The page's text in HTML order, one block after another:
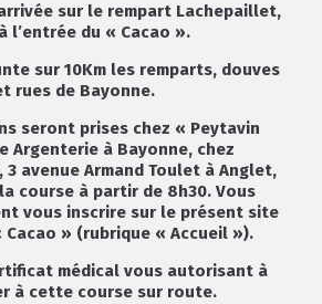
sur le rempart Lachepaillet,
l’entrée du « Cacao ».
sur 10Km les remparts, douves
rues de Bayonne.
seront prises chez « Peytavin
Argenterie à Bayonne, chez
avenue Armand Toulet à Anglet,
course à partir de 8h30. Vous
vous inscrire sur le présent site
» (rubrique « Accueil »).
médical vous autorisant à
à cette course sur route.